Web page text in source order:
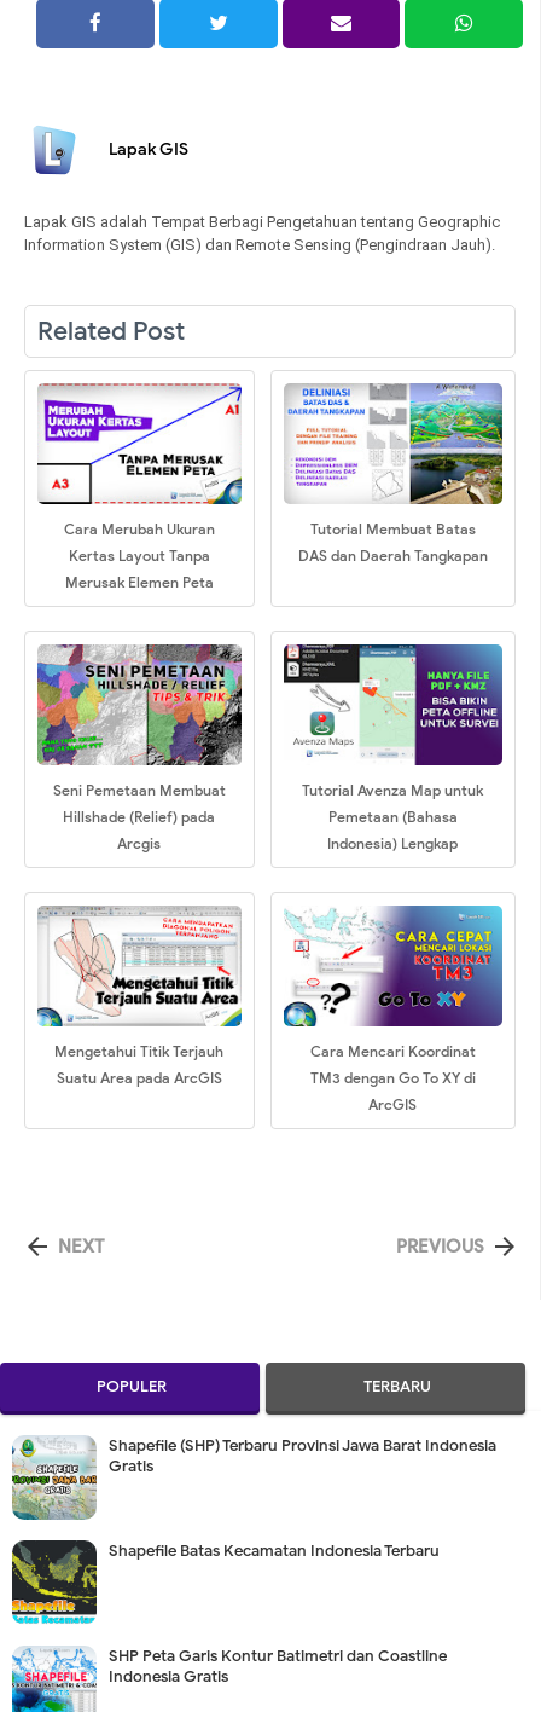
Lapak GIS
Lapak GIS adalah Tempat Berbagi Pengetahuan tentang Geographic
Information System (GIS) dan Remote Sensing (Pengindraan Jauh).
Related Post
Cara Merubah Ukuran
Kertas Layout Tanpa
Merusak Elemen Peta
Tutorial Membuat Batas
DAS dan Daerah Tangkapan
Seni Pemetaan Membuat
Hillshade (Relief) pada
Arcgis
Tutorial Avenza Map untuk
Pemetaan (Bahasa
Indonesia) Lengkap
Mengetahui Titik Terjauh
Suatu Area pada ArcGIS
Cara Mencari Koordinat
TM3 dengan Go To XY di
ArcGIS
 NEXT 
PREVIOUS
POPULER TERBARU
Shapefile (SHP) Terbaru Provinsi Jawa Barat Indonesia
Gratis
Shapefile Batas Kecamatan Indonesia Terbaru
SHP Peta Garis Kontur Batimetri dan Coastline
Indonesia Gratis